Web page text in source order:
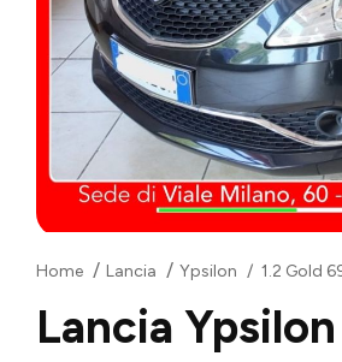
Home Lancia Ypsilon 1.2 Gold
Lancia Ypsilon